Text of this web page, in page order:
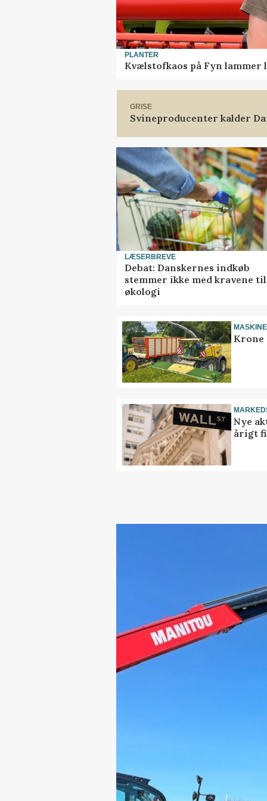
PLANTER
Kvælstofkaos på Fyn lammer
GRISE
Svineproducenter kalder
LÆSERBREVE
Debat: Danskernes indkøb
stemmer ikke med kravene til
økologi
Krone
Nye
årigt